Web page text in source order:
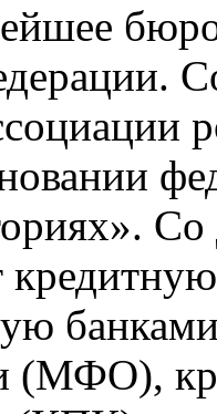
(МФО),